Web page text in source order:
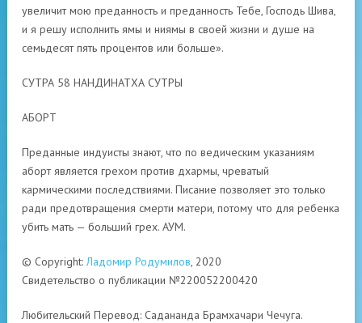
увеличит мою преданность и преданность Тебе, Господь Шива,
и я решу исполнить ямы и ниямы в своей жизни и душе на
семьдесят пять процентов или больше».
СУТРА 58 НАНДИНАТХА СУТРЫ
АБОРТ
Преданные индуисты знают, что по ведическим указаниям
аборт является грехом против дхармы, чреватый
кармическими последствиями. Писание позволяет это только
ради предотвращения смерти матери, потому что для ребенка
убить мать — больший грех. АУМ.
© Copyright:Ладомир Родумилов, 2020
Свидетельство о публикации №220052200420
Любительский Перевод: Садананда Брамхачари Чечуга.